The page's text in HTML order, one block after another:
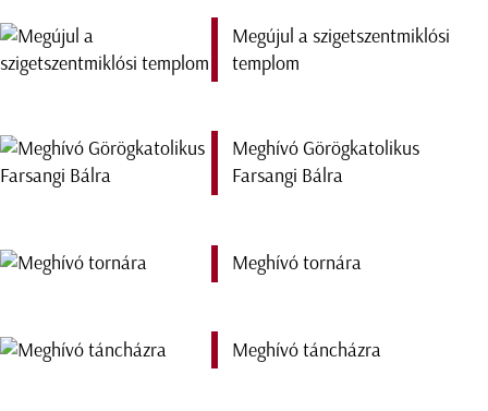
Megújul a szigetszentmiklósi
templom
Meghívó Görögkatolikus
Farsangi Bálra
Meghívó tornára
Meghívó táncházra